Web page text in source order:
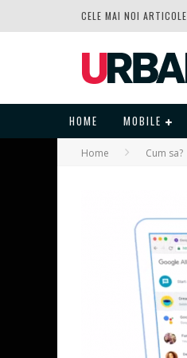
CELE MAI NOI ARTICOLE
HOME MOBILE
Home Cum sa?